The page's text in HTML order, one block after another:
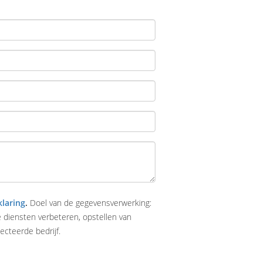
. Doel van de gegevensverwerking:
verbeteren, opstellen van
bedrijf.